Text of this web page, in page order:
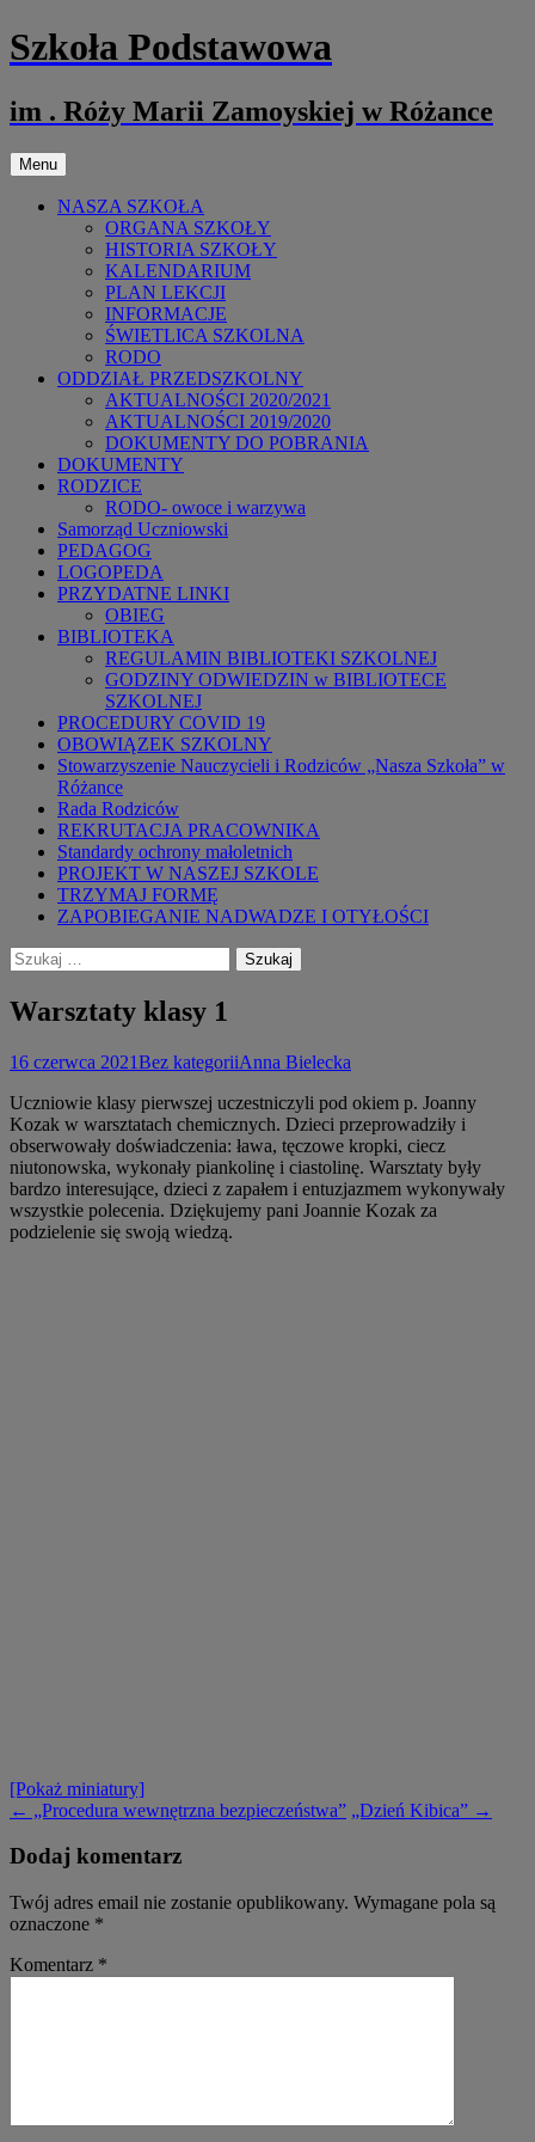
Przejdź
do
Szkoła Podstawowa
im . Róży Marii Zamoyskiej w Różance
Menu
NASZA SZKOŁA
ORGANA SZKOŁY
HISTORIA SZKOŁY
KALENDARIUM
PLAN LEKCJI
INFORMACJE
ŚWIETLICA SZKOLNA
RODO
ODDZIAŁ PRZEDSZKOLNY
AKTUALNOŚCI 2020/2021
AKTUALNOŚCI 2019/2020
DOKUMENTY DO POBRANIA
DOKUMENTY
RODZICE
RODO- owoce i warzywa
Samorząd Uczniowski
PEDAGOG
LOGOPEDA
PRZYDATNE LINKI
OBIEG
BIBLIOTEKA
REGULAMIN BIBLIOTEKI SZKOLNEJ
GODZINY ODWIEDZIN w BIBLIOTECE
SZKOLNEJ
PROCEDURY COVID 19
OBOWIĄZEK SZKOLNY
Stowarzyszenie Nauczycieli i Rodziców „Nasza Szkoła” w
Różance
Rada Rodziców
REKRUTACJA PRACOWNIKA
Standardy ochrony małoletnich
PROJEKT W NASZEJ SZKOLE
TRZYMAJ FORMĘ
ZAPOBIEGANIE NADWADZE I OTYŁOŚCI
Szukaj:
Warsztaty klasy 1
16 czerwca 2021Bez kategoriiAnna Bielecka
Uczniowie klasy pierwszej uczestniczyli pod okiem p. Joanny
Kozak w warsztatach chemicznych. Dzieci przeprowadziły i
obserwowały doświadczenia: ława, tęczowe kropki, ciecz
niutonowska, wykonały piankolinę i ciastolinę. Warsztaty były
bardzo interesujące, dzieci z zapałem i entuzjazmem wykonywały
wszystkie polecenia. Dziękujemy pani Joannie Kozak za
podzielenie się swoją wiedzą.
[Pokaż miniatury]
Nawigacja
wpisu
← „Procedura wewnętrzna bezpieczeństwa” „Dzień Kibica” →
Dodaj komentarz
Twój adres email nie zostanie opublikowany. Wymagane pola są
oznaczone *
Komentarz *